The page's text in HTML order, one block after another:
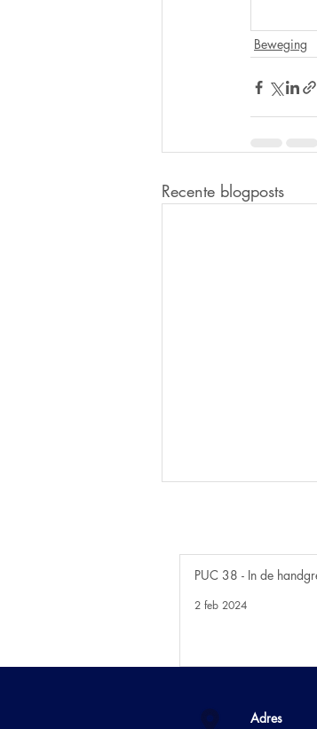
Beweging
Recente blogposts
PUC 38 - In de
2 feb 2024
Adres